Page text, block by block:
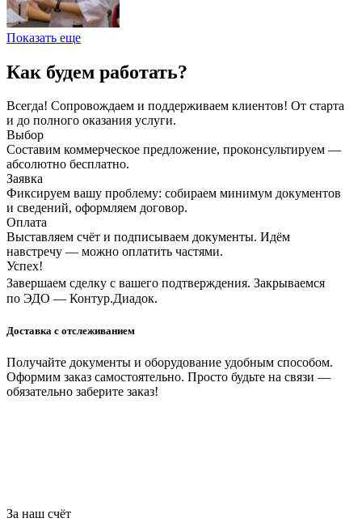
Показать еще
Как будем работать?
Всегда! Сопровождаем и поддерживаем клиентов! От старта
и до полного оказания услуги.
Выбор
Составим коммерческое предложение, проконсультируем —
абсолютно бесплатно.
Заявка
Фиксируем вашу проблему: собираем минимум документов
и сведений, оформляем договор.
Оплата
Выставляем счёт и подписываем документы. Идём
навстречу — можно оплатить частями.
Успех!
Завершаем сделку с вашего подтверждения. Закрываемся
по ЭДО — Контур.Диадок.
Доставка с отслеживанием
Получайте документы и оборудование удобным способом.
Оформим заказ самостоятельно. Просто будьте на связи —
обязательно заберите заказ!
За наш счёт